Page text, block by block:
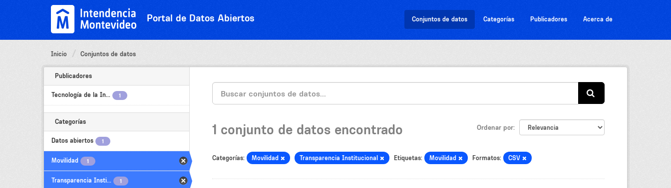
Portal de Datos Abiertos Conjuntos de datos Categorías Publicadores Acerca de
Inicio Conjuntos de datos
Publicadores
Tecnología de la In... 1
Categorías
Datos abiertos 1
Movilidad 1
Transparencia Insti... 1
Ordenar por
1 conjunto de datos encontrado
Categorías: Movilidad Transparencia Institucional Etiquetas: Movilidad Formatos: CSV